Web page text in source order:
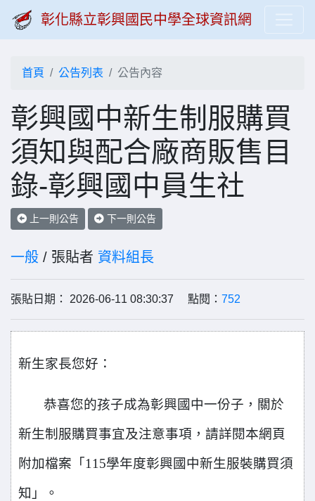
彰化縣立彰興國民中學全球資訊網
首頁 公告列表 公告內容
彰興國中新生制服購買
須知與配合廠商販售目
錄-彰興國中員生社
上一則公告 下一則公告
一般 / 張貼者 資料組長
張貼日期： 2026-06-11 08:30:37 點閱： 752
新生家長您好：
恭喜您的孩子成為彰興國中一份子，關於
新生制服購買事宜及注意事項，請詳閱本網頁
附加檔案「115學年度彰興國中新生服裝購買須
知」。